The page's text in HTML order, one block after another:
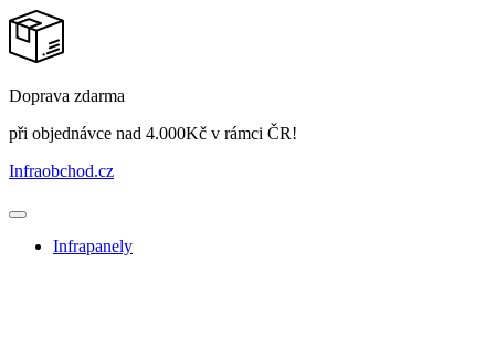
Doprava zdarma
při objednávce nad 4.000Kč v rámci ČR!
Infraobchod.cz
Infrapanely